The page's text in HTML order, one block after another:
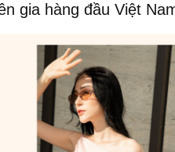
gia hàng đầu Việt